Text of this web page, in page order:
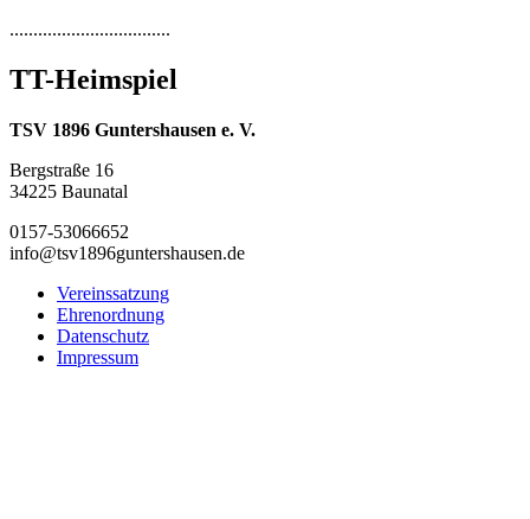
..................................
TT-Heimspiel
TSV 1896 Guntershausen e. V.
Bergstraße 16
34225 Baunatal
0157-53066652
info@tsv1896guntershausen.de
Vereinssatzung
Ehrenordnung
Datenschutz
Impressum